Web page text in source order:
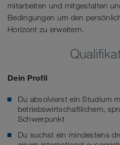
mitarbeiten und mitgestalten
Bedingungen um den
Horizont zu erweitern.
Dein Profil
Du absolvierst ein Studium
betriebswirtschaftlichem,
Schwerpunkt
Du suchst ein mindestens